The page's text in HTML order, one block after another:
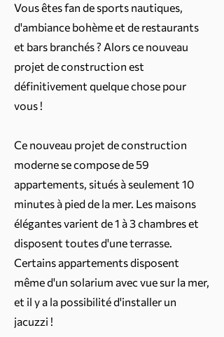
Vous êtes fan de sports nautiques,
d'ambiance bohème et de restaurants
et bars branchés ? Alors ce nouveau
projet de construction est
définitivement quelque chose pour
vous !
Ce nouveau projet de construction
moderne se compose de 59
appartements, situés à seulement 10
minutes à pied de la mer. Les maisons
élégantes varient de 1 à 3 chambres et
disposent toutes d'une terrasse.
Certains appartements disposent
même d'un solarium avec vue sur la mer,
et il y a la possibilité d'installer un
jacuzzi !